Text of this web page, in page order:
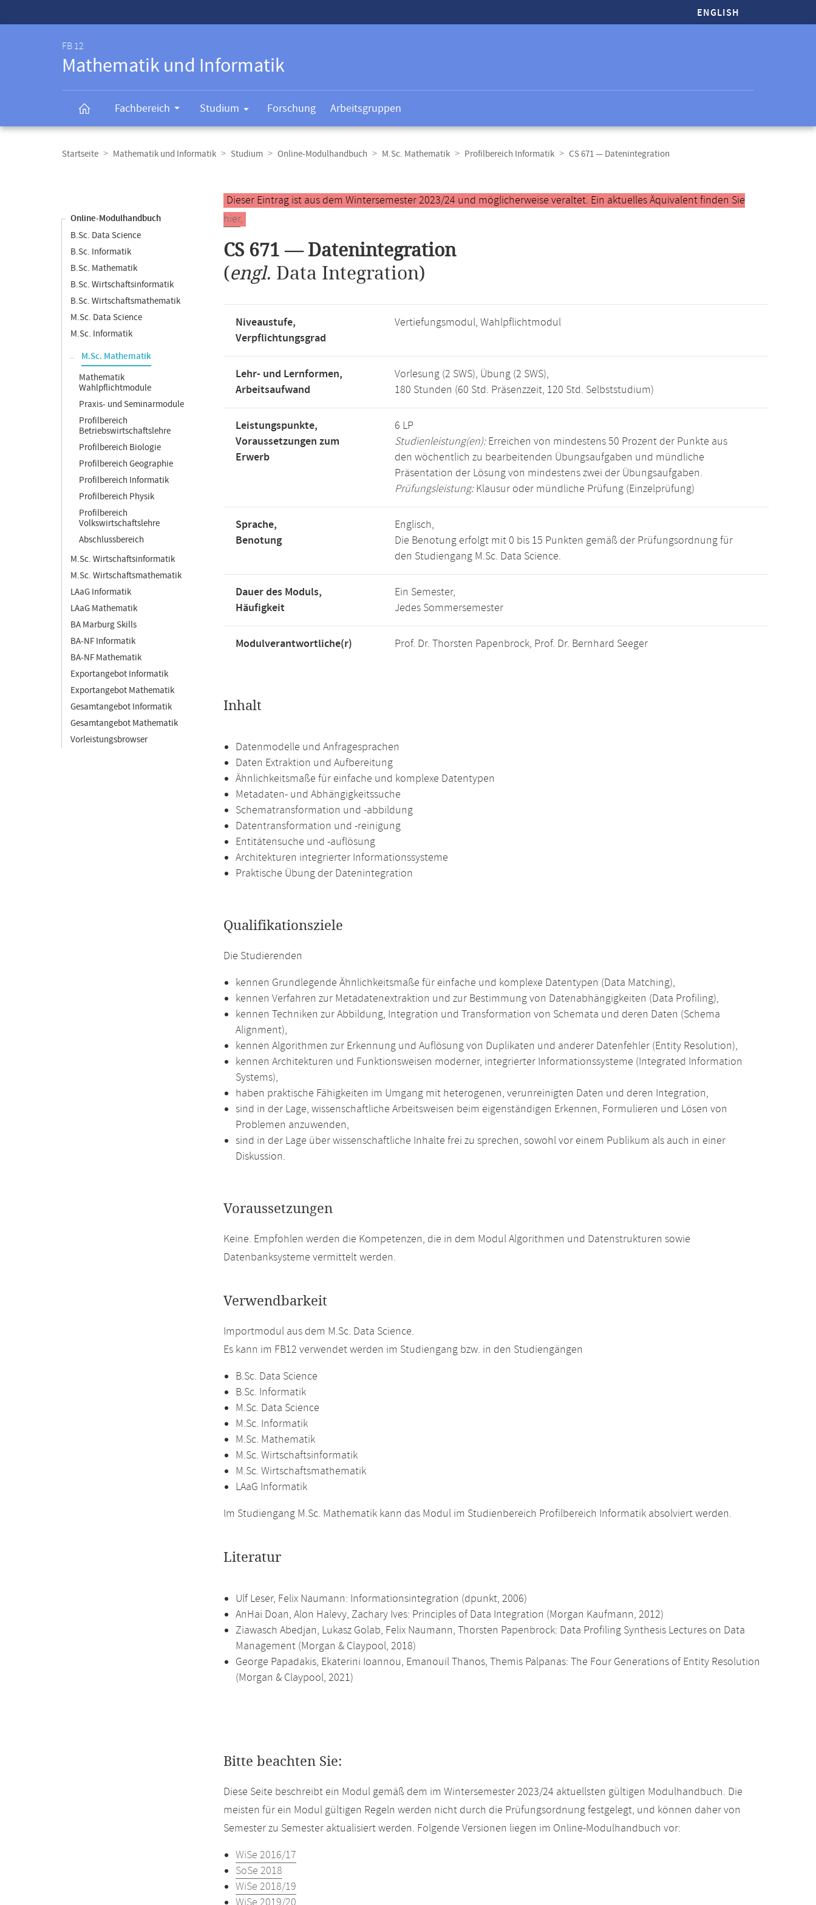
ENGLISH
FB 12
Mathematik und Informatik
Fachbereich Studium Forschung Arbeitsgruppen
Navigation
Startseite Mathematik und Informatik Studium Online-Modulhandbuch M.Sc. Mathematik Profilbereich Informatik CS 671 — Datenintegration
Online-Modulhandbuch
B.Sc. Data Science
B.Sc. Informatik
B.Sc. Mathematik
B.Sc. Wirtschaftsinformatik
B.Sc. Wirtschaftsmathematik
M.Sc. Data Science
M.Sc. Informatik
M.Sc. Mathematik
Mathematik
Wahlpflichtmodule
Praxis- und Seminarmodule
Profilbereich
Betriebswirtschaftslehre
Profilbereich Biologie
Profilbereich Geographie
Profilbereich Informatik
Profilbereich Physik
Profilbereich
Volkswirtschaftslehre
Abschlussbereich
M.Sc. Wirtschaftsinformatik
M.Sc. Wirtschaftsmathematik
LAaG Informatik
LAaG Mathematik
BA Marburg Skills
BA-NF Informatik
BA-NF Mathematik
Exportangebot Informatik
Exportangebot Mathematik
Gesamtangebot Informatik
Gesamtangebot Mathematik
Vorleistungsbrowser
Hauptinhalt
Dieser Eintrag ist aus dem Wintersemester 2023/24 und möglicherweise veraltet. Ein aktuelles Äquivalent finden Sie
hier.
CS 671 — Datenintegration
(engl. Data Integration)
Niveaustufe,
Verpflichtungsgrad
Vertiefungsmodul, Wahlpflichtmodul
Lehr- und Lernformen,
Arbeitsaufwand
Vorlesung (2 SWS), Übung (2 SWS),
180 Stunden (60 Std. Präsenzzeit, 120 Std. Selbststudium)
Leistungspunkte,
Voraussetzungen zum
Erwerb
6 LP
Studienleistung(en):Erreichen von mindestens 50 Prozent der Punkte aus
den wöchentlich zu bearbeitenden Übungsaufgaben und mündliche
Präsentation der Lösung von mindestens zwei der Übungsaufgaben.
Prüfungsleistung:Klausur oder mündliche Prüfung (Einzelprüfung)
Sprache,
Benotung
Englisch,
Die Benotung erfolgt mit 0 bis 15 Punkten gemäß der Prüfungsordnung für
den Studiengang M.Sc. Data Science.
Dauer des Moduls,
Häufigkeit
Ein Semester,
Jedes Sommersemester
Modulverantwortliche(r) Prof. Dr. Thorsten Papenbrock, Prof. Dr. Bernhard Seeger
Inhalt
Datenmodelle und Anfragesprachen
Daten Extraktion und Aufbereitung
Ähnlichkeitsmaße für einfache und komplexe Datentypen
Metadaten- und Abhängigkeitssuche
Schematransformation und -abbildung
Datentransformation und -reinigung
Entitätensuche und -auflösung
Architekturen integrierter Informationssysteme
Praktische Übung der Datenintegration
Qualifikationsziele
Die Studierenden
kennen Grundlegende Ähnlichkeitsmaße für einfache und komplexe Datentypen (Data Matching),
kennen Verfahren zur Metadatenextraktion und zur Bestimmung von Datenabhängigkeiten (Data Profiling),
kennen Techniken zur Abbildung, Integration und Transformation von Schemata und deren Daten (Schema
Alignment),
kennen Algorithmen zur Erkennung und Auflösung von Duplikaten und anderer Datenfehler (Entity Resolution),
kennen Architekturen und Funktionsweisen moderner, integrierter Informationssysteme (Integrated Information
Systems),
haben praktische Fähigkeiten im Umgang mit heterogenen, verunreinigten Daten und deren Integration,
sind in der Lage, wissenschaftliche Arbeitsweisen beim eigenständigen Erkennen, Formulieren und Lösen von
Problemen anzuwenden,
sind in der Lage über wissenschaftliche Inhalte frei zu sprechen, sowohl vor einem Publikum als auch in einer
Diskussion.
Voraussetzungen
Keine. Empfohlen werden die Kompetenzen, die in dem Modul Algorithmen und Datenstrukturen sowie
Datenbanksysteme vermittelt werden.
Verwendbarkeit
Importmodul aus dem M.Sc. Data Science.
Es kann im FB12 verwendet werden im Studiengang bzw. in den Studiengängen
B.Sc. Data Science
B.Sc. Informatik
M.Sc. Data Science
M.Sc. Informatik
M.Sc. Mathematik
M.Sc. Wirtschaftsinformatik
M.Sc. Wirtschaftsmathematik
LAaG Informatik
Im Studiengang M.Sc. Mathematik kann das Modul im Studienbereich Profilbereich Informatik absolviert werden.
Literatur
Ulf Leser, Felix Naumann: Informationsintegration (dpunkt, 2006)
AnHai Doan, Alon Halevy, Zachary Ives: Principles of Data Integration (Morgan Kaufmann, 2012)
Ziawasch Abedjan, Lukasz Golab, Felix Naumann, Thorsten Papenbrock: Data Profiling Synthesis Lectures on Data
Management (Morgan & Claypool, 2018)
George Papadakis, Ekaterini Ioannou, Emanouil Thanos, Themis Palpanas: The Four Generations of Entity Resolution
(Morgan & Claypool, 2021)
Bitte beachten Sie:
Diese Seite beschreibt ein Modul gemäß dem im Wintersemester 2023/24 aktuellsten gültigen Modulhandbuch. Die
meisten für ein Modul gültigen Regeln werden nicht durch die Prüfungsordnung festgelegt, und können daher von
Semester zu Semester aktualisiert werden. Folgende Versionen liegen im Online-Modulhandbuch vor:
WiSe 2016/17
SoSe 2018
WiSe 2018/19